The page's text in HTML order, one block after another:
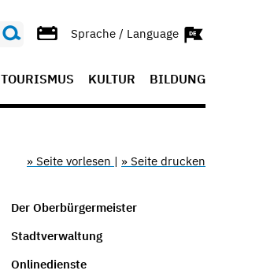
Sprache / Language
TOURISMUS KULTUR BILDUNG
» Seite vorlesen | » Seite drucken
Der Oberbürgermeister
Stadtverwaltung
Onlinedienste